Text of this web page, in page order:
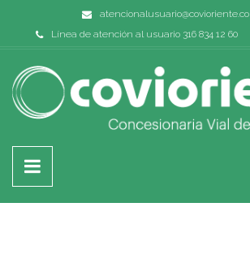
atencionalusuario@covioriente.co
Línea de atención al usuario 316 834 12 60